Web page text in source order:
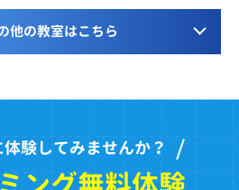
他の教室はこちら
験してみませんか？